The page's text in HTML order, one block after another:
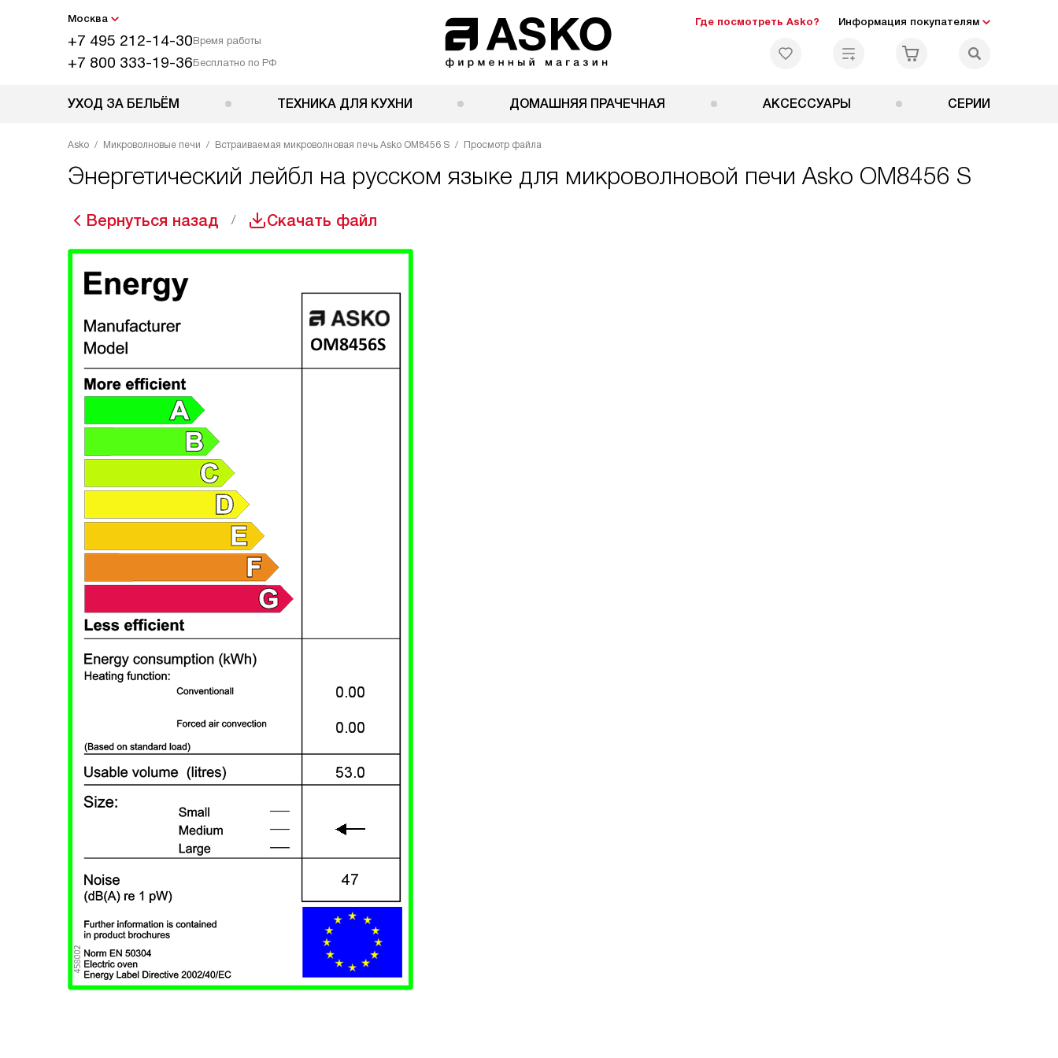
Москва
+7 495 212-14-30Время работы
+7 800 333-19-36Бесплатно по РФ
Где посмотреть Asko? Информация покупателям
УХОД ЗА БЕЛЬЁМ ТЕХНИКА ДЛЯ КУХНИ ДОМАШНЯЯ ПРАЧЕЧНАЯ АКСЕССУАРЫ СЕРИИ
Asko Микроволновые печи Встраиваемая микроволновая печь Asko OM8456 S Просмотр файла
Энергетический лейбл на русском языке для микроволновой печи Asko OM8456 S
Вернуться назад Скачать файл